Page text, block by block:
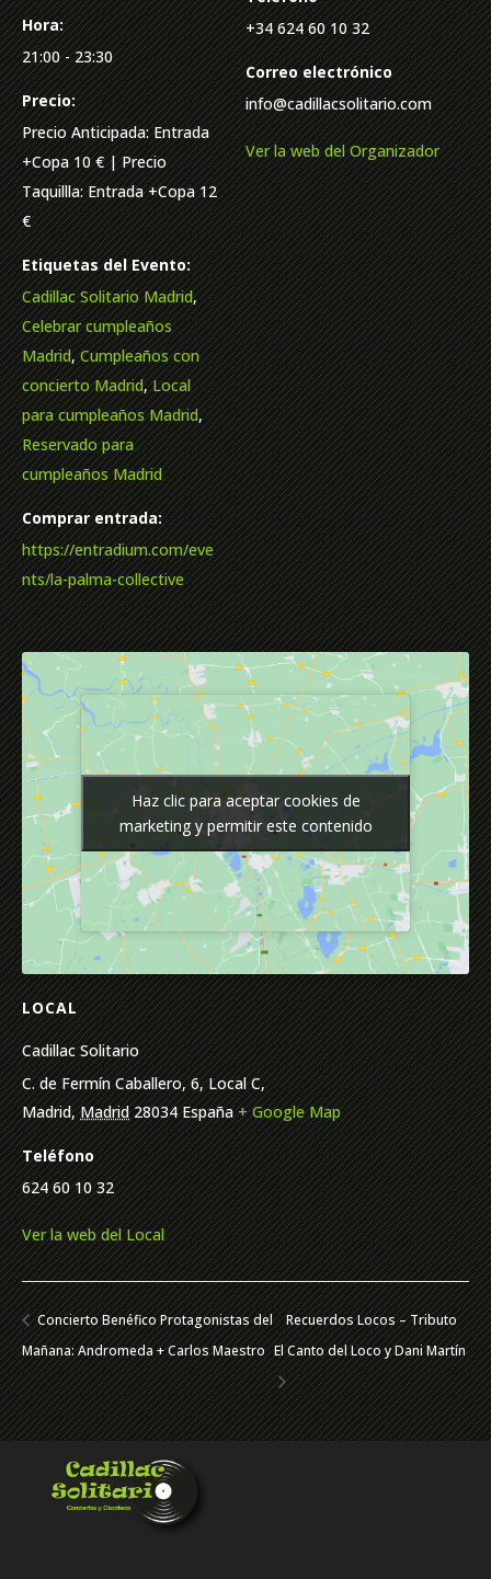
Hora:
21:00 - 23:30
Precio:
Precio Anticipada: Entrada
+Copa 10 € | Precio
Taquillla: Entrada +Copa 12
€
Etiquetas del Evento:
Cadillac Solitario Madrid,
Celebrar cumpleaños
Madrid,Cumpleaños con
concierto Madrid,Local
para cumpleaños Madrid,
Reservado para
cumpleaños Madrid
Comprar entrada:
https://entradium.com/eve
nts/la-palma-collective
+34 624 60 10 32
Correo electrónico
info@cadillacsolitario.com
Ver la web del Organizador
LOCAL
Cadillac Solitario
C. de Fermín Caballero, 6, Local C,
Madrid, Madrid 28034 España + Google Map
Teléfono
624 60 10 32
Ver la web del Local
Haz clic para aceptar cookies de
marketing y permitir este contenido
Haz clic para aceptar cookies de
marketing y permitir este contenido
Concierto Benéfico Protagonistas del
Mañana: Andromeda + Carlos Maestro
Recuerdos Locos – Tributo
El Canto del Loco y Dani Martín